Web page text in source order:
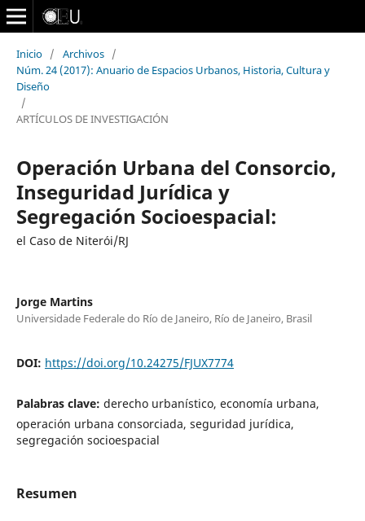
Inicio / Archivos /
Núm. 24 (2017): Anuario de Espacios Urbanos, Historia, Cultura y
Diseño
/
ARTÍCULOS DE INVESTIGACIÓN
Operación Urbana del Consorcio,
Inseguridad Jurídica y
Segregación Socioespacial:
el Caso de Niterói/RJ
Jorge Martins
Universidade Federale do Río de Janeiro, Río de Janeiro, Brasil
DOI: https://doi.org/10.24275/FJUX7774
Palabras clave: derecho urbanístico, economía urbana,
operación urbana consorciada, seguridad jurídica,
segregación socioespacial
Resumen